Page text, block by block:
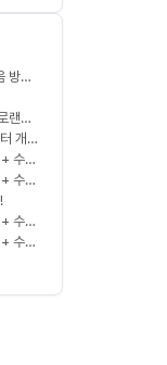
방향
드’
개발
수익
수익
수익
수익